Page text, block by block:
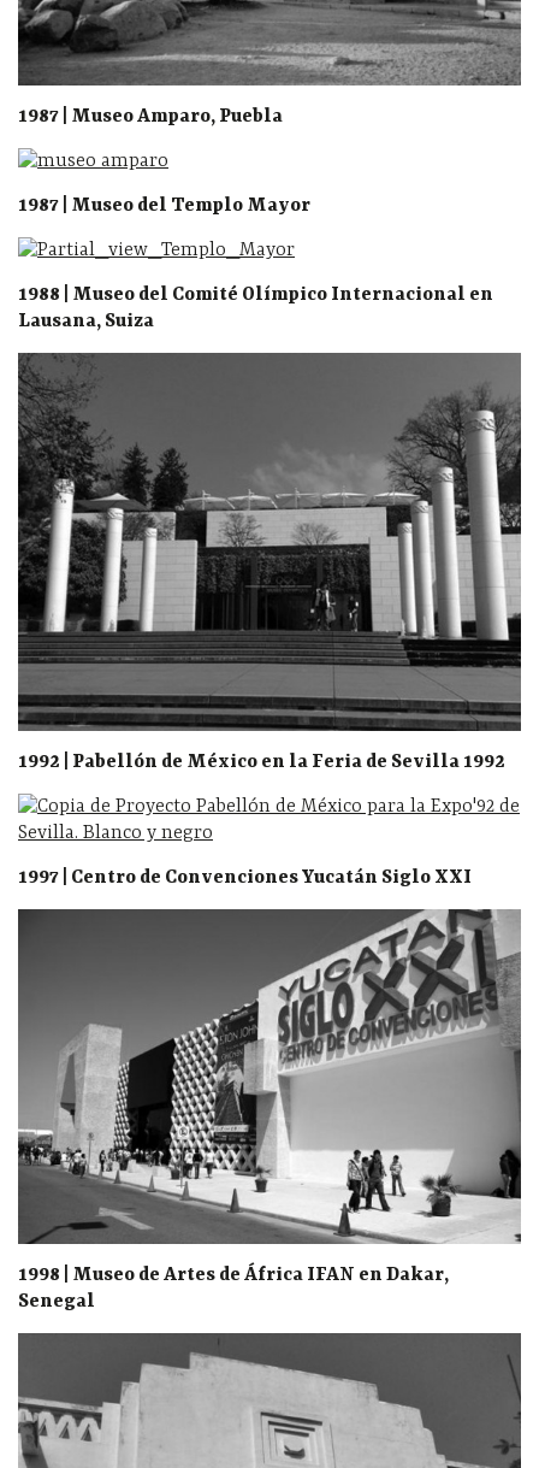
1987 | Museo Amparo, Puebla
1987 | Museo del Templo Mayor
1988 | Museo del Comité Olímpico Internacional en
Lausana, Suiza
1992 | Pabellón de México en la Feria de Sevilla 1992
1997 | Centro de Convenciones Yucatán Siglo XXI
1998 | Museo de Artes de África IFAN en Dakar,
Senegal